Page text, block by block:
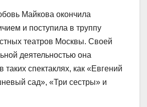
Майкова окончила
и поступила в труппу
театров Москвы. Своей
деятельностью она
таких спектаклях, как «Евгений
сад», «Три сестры» и